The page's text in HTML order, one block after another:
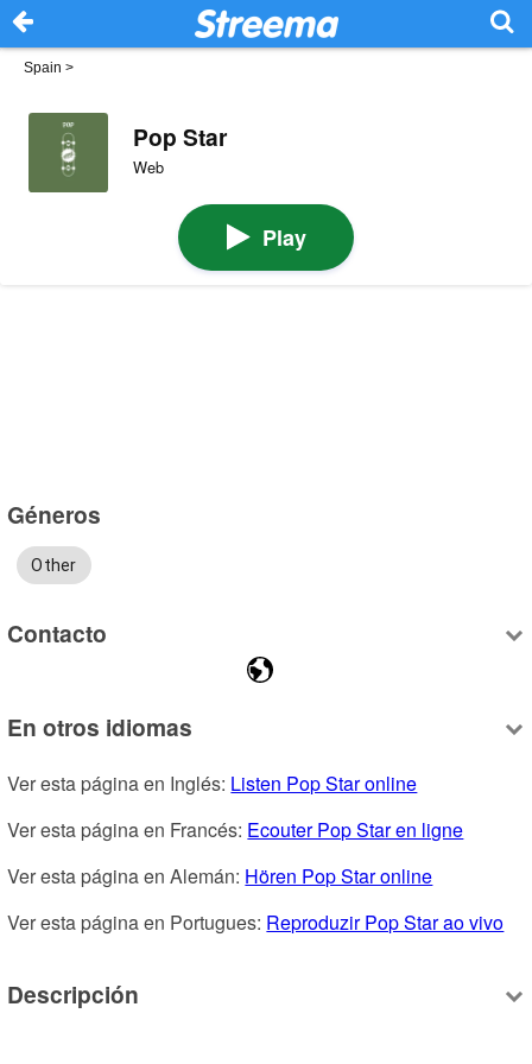
Spain >
Pop Star
Web
Play
Géneros
Other
Contacto
En otros idiomas
Ver esta página en Inglés: Listen Pop Star online
Ver esta página en Francés: Ecouter Pop Star en ligne
Ver esta página en Alemán: Hören Pop Star online
Ver esta página en Portugues: Reproduzir Pop Star ao vivo
Descripción